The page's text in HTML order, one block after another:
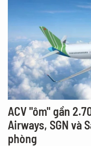
ACV "ôm" gần
Airways, SGN và
phòng